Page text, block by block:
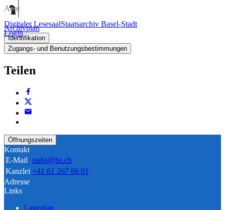
Digitaler LesesaalStaatsarchiv Basel-Stadt
Login
Akte
Archivplan
Identifikation
Zugangs- und Benutzungsbestimmungen
Teilen
Öffnungszeiten
Kontakt
E-Mail stabs@bs.ch
Kanzlei +41 61 267 86 01
Adresse
Links
Lageplan